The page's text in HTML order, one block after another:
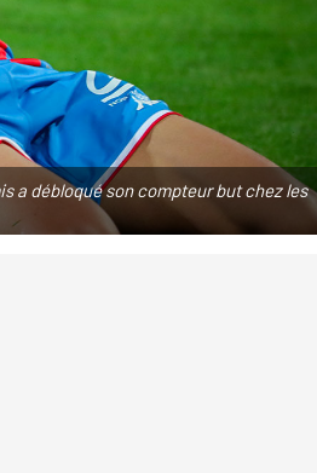
a débloqué son compteur but chez les